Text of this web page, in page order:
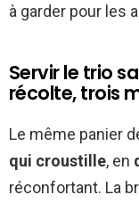
à garder pour les
Servir le trio
récolte, trois
Le même panier
qui croustille, en
réconfortant. La